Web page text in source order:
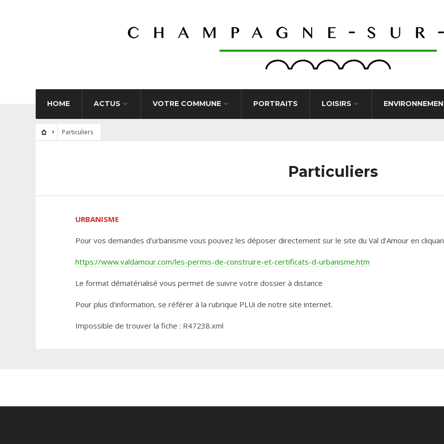
HOME ACTUS VOTRE COMMUNE PORTRAITS LOISIRS
Particuliers
Particuliers
URBANISME
Pour vos demandes d’urbanisme vous pouvez les déposer directement sur le site du Val d’Amour en
https://www.valdamour.com/les-permis-de-construire-et-certificats-d-urbanisme.htm
Le format dématérialisé vous permet de suivre votre dossier à distance
Pour plus d’information, se référer à la rubrique PLUi de notre site internet.
Impossible de trouver la fiche : R47238.xml